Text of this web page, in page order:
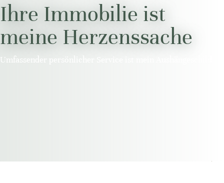
Ihre Immobilie ist
meine Herzenssache
Umfassender persönlicher Service ist mein Aushängeschild